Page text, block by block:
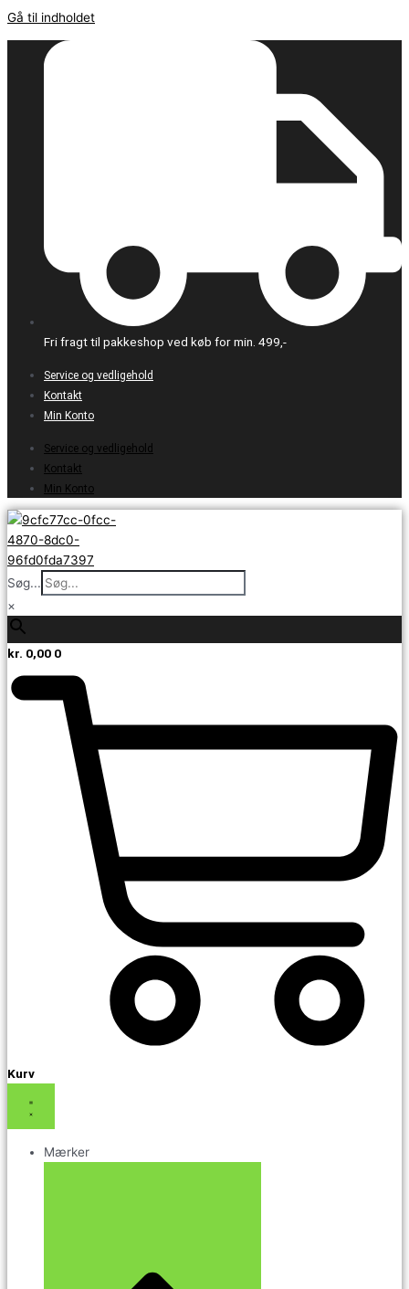
Gå til indholdet
Fri fragt til pakkeshop ved køb for min. 499,-
Service og vedligehold
Kontakt
Min Konto
Service og vedligehold
Kontakt
Min Konto
Søg...
×
kr. 0,00 0
Kurv
Mærker